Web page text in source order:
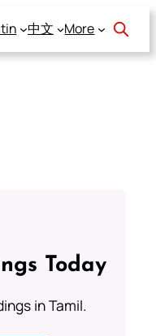
中文 More
Today
in Tamil.